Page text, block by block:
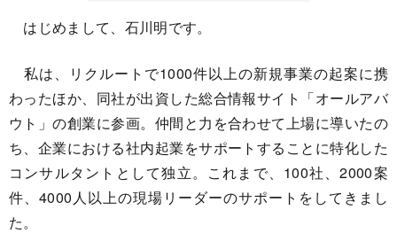
はじめまして、石川明です。
私は、リクルートで1000件以上の新規事業の起案に携
わったほか、同社が出資した総合情報サイト「オールアバ
ウト」の創業に参画。仲間と力を合わせて上場に導いたの
ち、企業における社内起業をサポートすることに特化した
コンサルタントとして独立。これまで、100社、2000案
件、4000人以上の現場リーダーのサポートをしてきまし
た。